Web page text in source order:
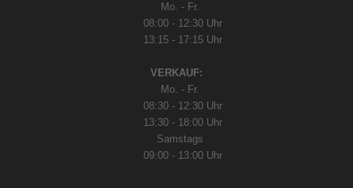
Mo. - Fr.
08:00 - 12:30 Uhr
13:15 - 17:15 Uhr
VERKAUF:
Mo. - Fr.
08:30 - 12:30 Uhr
13:30 - 18:00 Uhr
Samstags
09:00 - 13:00 Uhr